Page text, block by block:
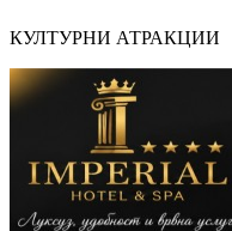
КУЛТУРНИ АТРАКЦИИ